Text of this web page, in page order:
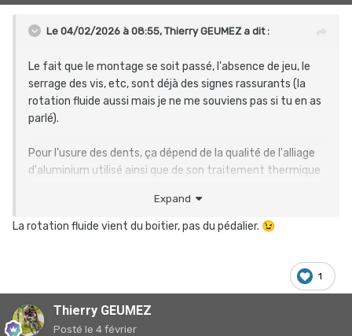
Le 04/02/2026 à 08:55, Thierry GEUMEZ a dit :
Le fait que le montage se soit passé, l'absence de jeu, le
serrage des vis, etc, sont déjà des signes rassurants (la
rotation fluide aussi mais je ne me souviens pas si tu en as
parlé).
Pour l'usure des dents, ça dépend de la qualité de l'alliage
d'aluminium utilisé ainsi que de son traitement thermique
c'est usé en 5 ou 10.000 km, par exemple, tu prends en
compte son prix et la possibilité de remplacer les plateaux
Expand
La rotation fluide vient du boitier, pas du pédalier. 😉
1
Thierry GEUMEZ
Posté le 4 février